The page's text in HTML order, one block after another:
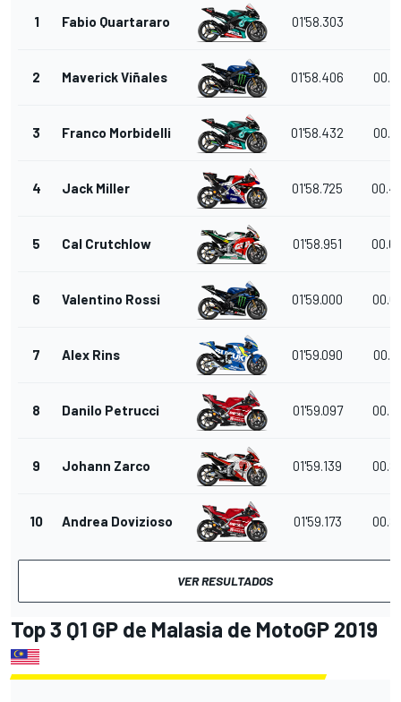
1 Fabio Quartararo 01'58.303
2 Maverick Viñales 01'58.406
3 Franco Morbidelli 01'58.432
4 Jack Miller 01'58.725
5 Cal Crutchlow 01'58.951
6 Valentino Rossi 01'59.000
7 Alex Rins 01'59.090
8 Danilo Petrucci 01'59.097
9 Johann Zarco 01'59.139
10 Andrea Dovizioso 01'59.173
VER RESULTADOS
Top 3 Q1 GP de Malasia de MotoGP 2019